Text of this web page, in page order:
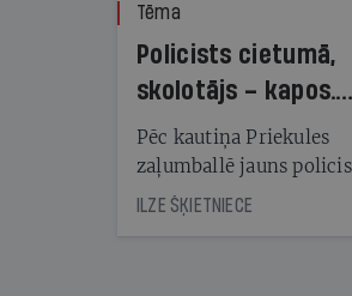
Tēma
Policists cietumā,
skolotājs – kapos.
Reibuma cena
Pēc kautiņa Priekules
zaļumballē jauns
nonācis cietumā, bet
cienījams pedagogs —
ILZE ŠĶIETNIECE